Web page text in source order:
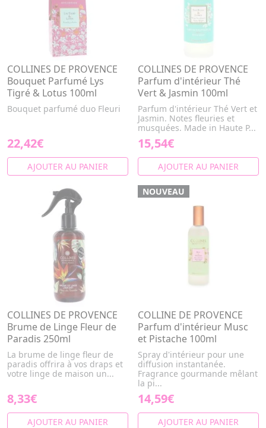
COLLINES DE PROVENCE
Bouquet Parfumé Lys
Tigré & Lotus 100ml
Bouquet parfumé duo Fleuri
22,42€
AJOUTER AU PANIER
COLLINES DE PROVENCE
Parfum d'intérieur Thé
Vert & Jasmin 100ml
Parfum d'intérieur Thé Vert et
Jasmin. Notes fleuries et
musquées. Made in Haute P...
15,54€
AJOUTER AU PANIER
COLLINES DE PROVENCE
Brume de Linge Fleur de
Paradis 250ml
La brume de linge fleur de
paradis offrira à vos draps et
votre linge de maison un...
8,33€
AJOUTER AU PANIER
NOUVEAU
COLLINE DE PROVENCE
Parfum d'intérieur Musc
et Pistache 100ml
Spray d'intérieur pour une
diffusion instantanée.
Fragrance gourmande mêlant
la pi...
14,59€
AJOUTER AU PANIER